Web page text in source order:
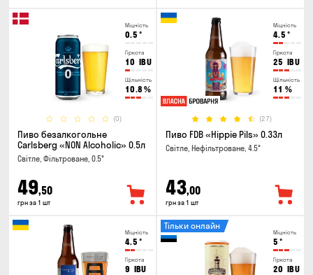
Міцність
0.5 °
Гіркота
10 IBU
Щільність
10.8 %
(0)
Пиво безалкогольне
Carlsberg «NON Alcoholic» 0.5л
Світле, Фільтроване, 0.5°
49,50
грн за 1 шт
Міцність
4.5 °
Гіркота
25 IBU
Щільність
11 %
(27)
Пиво FDB «Hippie Pils» 0.33л
Світле, Нефільтроване, 4.5°
43,00
грн за 1 шт
Міцність
4.5 °
Гіркота
9 IBU
Міцність
5 °
Гіркота
20 IBU
Тільки онлайн